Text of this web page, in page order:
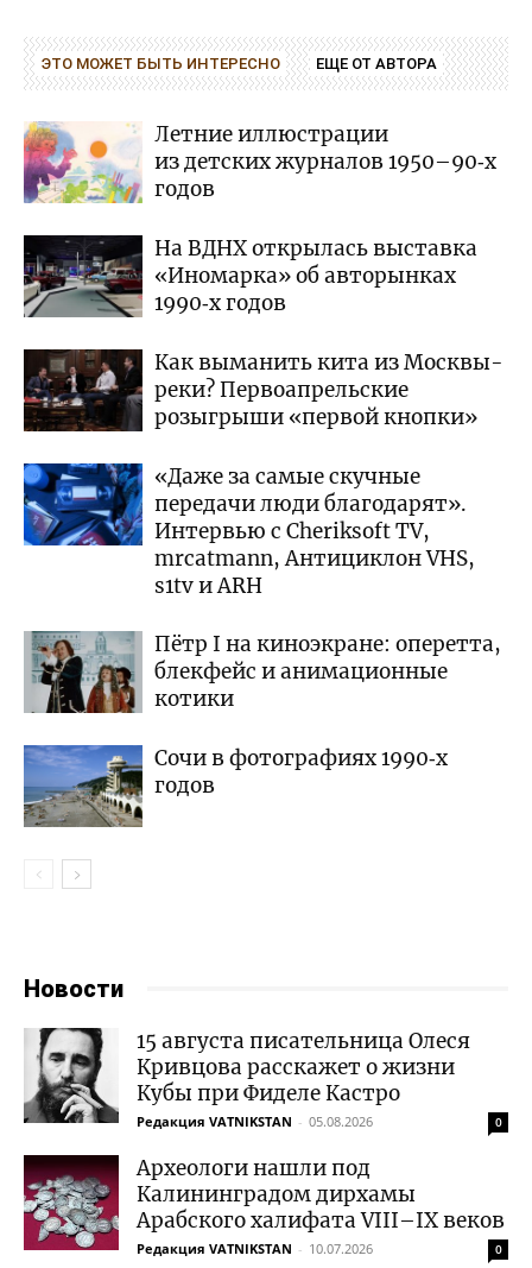
ЭТО МОЖЕТ БЫТЬ ИНТЕРЕСНО ЕЩЕ ОТ АВТОРА
Летние иллюстрации
из детских журналов 1950–90‑х
годов
На ВДНХ открылась выставка
«Иномарка» об авторынках
1990‑х годов
Как выманить кита из Москвы-
реки? Первоапрельские
розыгрыши «первой кнопки»
«Даже за самые скучные
передачи люди благодарят».
Интервью с Cheriksoft TV,
mrcatmann, Антициклон VHS,
s1tv и ARH
Пётр I на киноэкране: оперетта,
блекфейс и анимационные
котики
Сочи в фотографиях 1990‑х
годов
Новости
15 августа писательница Олеся
Кривцова расскажет о жизни
Кубы при Фиделе Кастро
Редакция VATNIKSTAN - 05.08.2026 0
Археологи нашли под
Калининградом дирхамы
Арабского халифата VIII–IX веков
Редакция VATNIKSTAN - 10.07.2026 0